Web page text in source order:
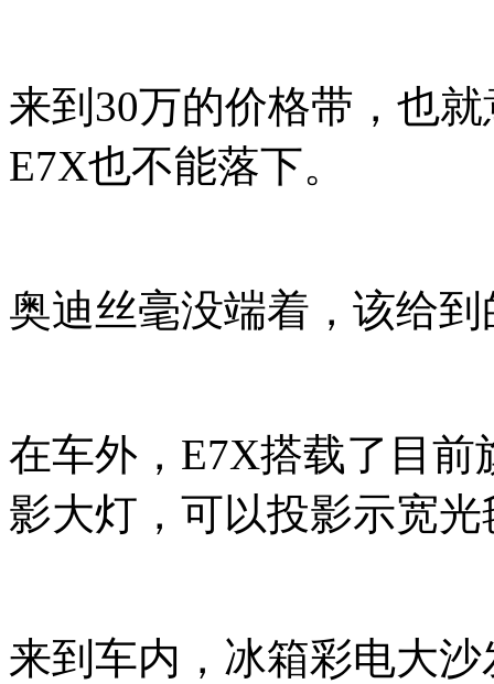
来到30万的价格带，也
E7X也不能落下。
奥迪丝毫没端着，该给
在车外，E7X搭载了目
影大灯，可以投影示宽
来到车内，冰箱彩电大